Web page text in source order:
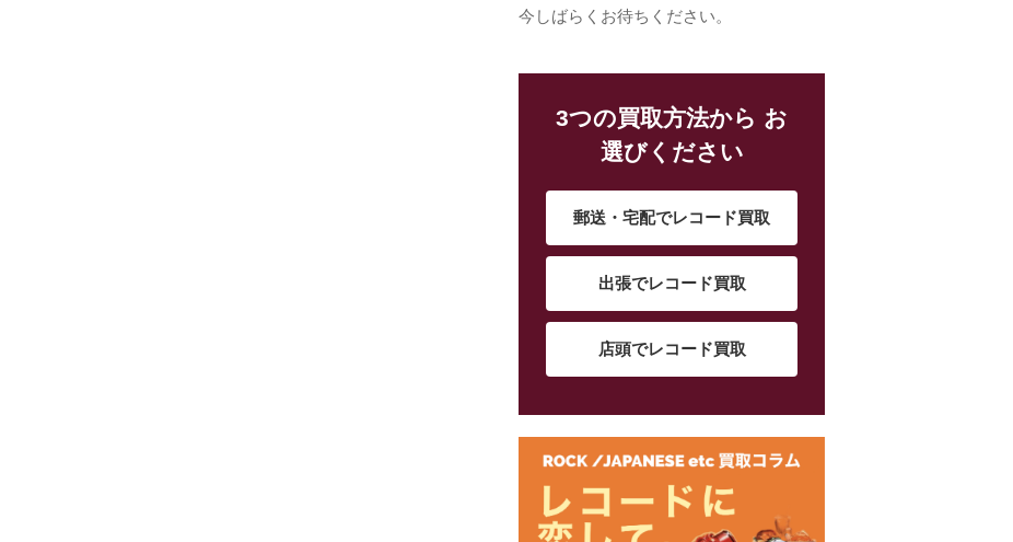
今しばらくお待ちください。
3つの買取方法から お
選びください
郵送・宅配でレコード買取
出張でレコード買取
店頭でレコード買取